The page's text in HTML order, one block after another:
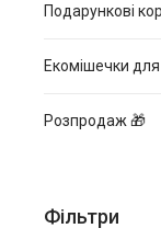
Подарункові
Екомішечки
Розпродаж 🎁
Фільтри